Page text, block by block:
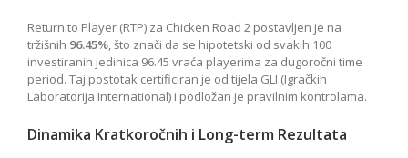
Return to Player (RTP) za Chicken Road 2 postavljen je na
tržišnih 96.45% , što znači da se hipotetski od svakih 100
investiranih jedinica 96.45 vraća playerima za dugoročni time
period. Taj postotak certificiran je od tijela GLI (Igračkih
Laboratorija International) i podložan je pravilnim kontrolama.
Dinamika Kratkoročnih i Long-term Rezultata